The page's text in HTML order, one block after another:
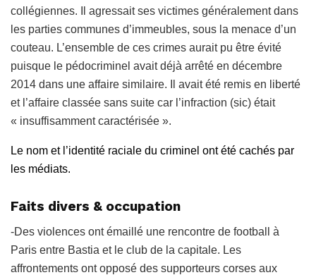
collégiennes. Il agressait ses victimes généralement dans
les parties communes d’immeubles, sous la menace d’un
couteau. L’ensemble de ces crimes aurait pu être évité
puisque le pédocriminel avait déjà arrêté en décembre
2014 dans une affaire similaire. Il avait été remis en liberté
et l’affaire classée sans suite car l’infraction (sic) était
« insuffisamment caractérisée ».
Le nom et l’identité raciale du criminel ont été cachés par
les médiats.
Faits divers & occupation
-Des violences ont émaillé une rencontre de football à
Paris entre Bastia et le club de la capitale. Les
affrontements ont opposé des supporteurs corses aux